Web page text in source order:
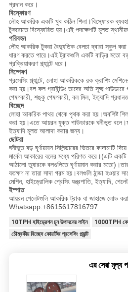
প্রদান করে।
বিস্ফোরণ
লৌহ আকরিক একটি খুব কঠিন শিলা।বিস্ফোরক
টুকরোতে বিস্ফোরিত হয়।এই পদক্ষেপটি মূলত
পরিবহন
লৌহ আকরিক টুকরা বৈদ্যুতিক বেলচা দ্বারা স্কুপ করা
ধারণ করতে পারে।এই ট্রাকগুলি একটি বাড়ির মতো
প্রক্রিয়াকরণ প্ল্যান্টে ধরে।
নিষ্পেষণ
প্রসেসিং প্ল্যান্টে, লোহা আকরিককে রক ক্রাশিং
করা হয়।বল কল গ্রাইন্ডিং তাদের অতি সূক্ষ্ম
পেষণকারী, শঙ্কু পেষণকারী, বল মিল, ইত্যাদি
বিচ্ছেদ
লোহা আকরিক পাথর থেকে পৃথক করা হয়।অবশিষ্ট শিলা
করা হয়।এতে আয়রন যুক্ত পাউডারকে ঘনীভূত
ইত্যাদি মূলত আলাদা করার জন্য।
ছোটরা
ঘনীভূত বড় ঘূর্ণায়মান সিলিন্ডারের ভিতরে কাদামাটি
মার্বেল আকারের বলের মধ্যে পরিণত করে।(এটি
আঠালো তুষারকে বলগুলিতে ঘূর্ণায়মান করার
যতক্ষণ না তারা সাদা গরম হয়।বলগুলি ঠান্ডা হওয়ার
মেশিন, হাইড্রোলিক প্রেসিং যন্ত্রপাতি, ইত্যাদি,
ইস্পাত
আয়রন পেলেটগুলি আকরিক ট্রাক বা জাহাজে লোড করা
Whatsapp:+8615617816797
10TPH হাইড্রেশন চুন উত্পাদনের লাইন
1000TPH
চৌম্বকীয় বিচ্ছেদ কোয়ার্টজ প্রসেসিং প্ল্যান্ট
এর সেরা মূল্য